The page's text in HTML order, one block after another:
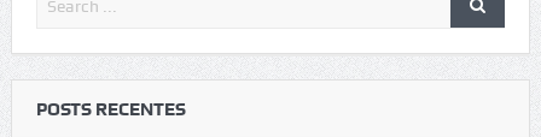
POSTS RECENTES